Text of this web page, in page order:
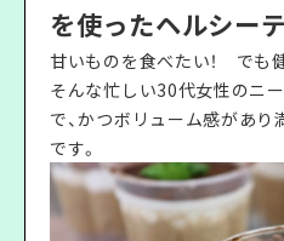
を使ったヘルシー
甘いものを食べたい！ でも
そんな忙しい30代女性のニ
で、かつボリューム感があ
です。